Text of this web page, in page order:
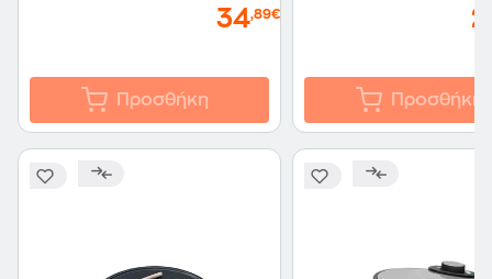
34,89€
Προσθήκη Προσθήκη